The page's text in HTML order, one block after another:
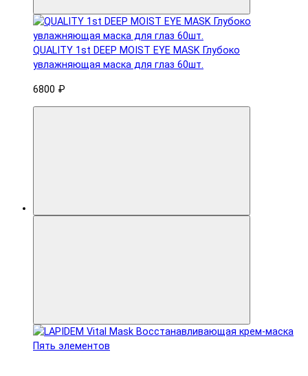
QUALITY 1st DEEP MOIST EYE MASK Глубоко
увлажняющая маска для глаз 60шт.
6800 ₽